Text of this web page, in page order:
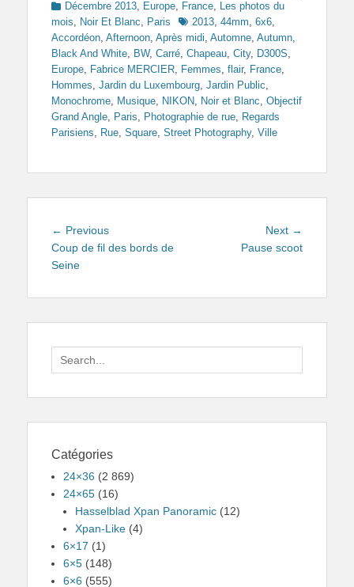
Categories
Décembre 2013, Europe, France, Les photos du
mois, Noir Et Blanc, Paris Tags2013, 44mm, 6x6,
Accordéon, Afternoon, Après midi, Automne, Autumn,
Black And White, BW, Carré, Chapeau, City, D300S,
Europe, Fabrice MERCIER, Femmes, flair, France,
Hommes, Jardin du Luxembourg, Jardin Public,
Monochrome, Musique, NIKON, Noir et Blanc, Objectif
Grand Angle, Paris, Photographie de rue, Regards
Parisiens, Rue, Square, Street Photography, Ville
Navigation
de
l’article
← PreviousPrevious
post:
Coup de fil des bords de
Seine
Next →
post:
Pause scoot
Search
for:
Catégories
24×36 (2 869)
24×65 (16)
Hasselblad Xpan Panoramic (12)
Xpan-Like (4)
6×17 (1)
6×5 (148)
6×6 (555)